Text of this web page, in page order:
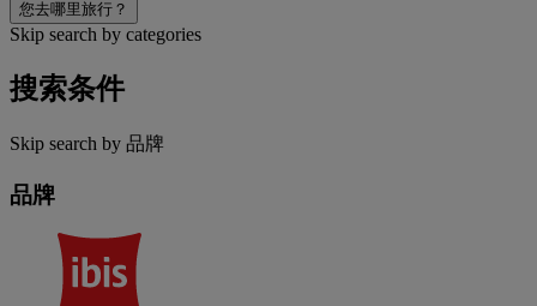
您去哪里旅行？
Skip search by categories
搜索条件
Skip search by 品牌
品牌